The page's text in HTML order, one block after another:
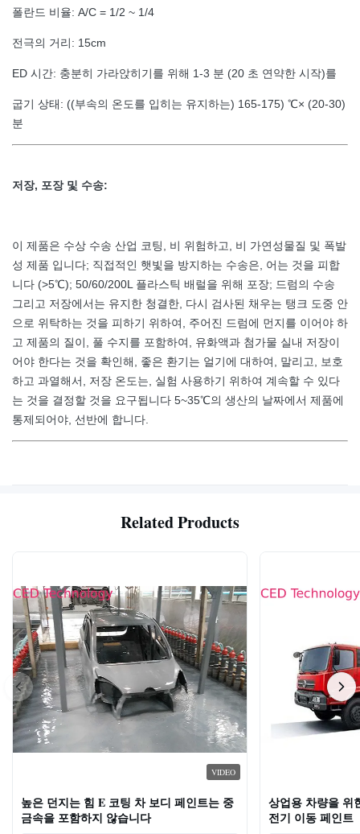
폴란드 비율: A/C = 1/2 ~ 1/4
전극의 거리: 15cm
ED 시간: 충분히 가라앉히기를 위해 1-3 분 (20 초 연약한 시작)를
굽기 상태: ((부속의 온도를 입히는 유지하는) 165-175) ℃× (20-30)
분
저장, 포장 및 수송:
이 제품은 수상 수송 산업 코팅, 비 위험하고, 비 가연성물질 및 폭발
성 제품 입니다; 직접적인 햇빛을 방지하는 수송은, 어는 것을 피합
니다 (>5℃); 50/60/200L 플라스틱 배럴을 위해 포장; 드럼의 수송
그리고 저장에서는 유지한 청결한, 다시 검사된 채우는 탱크 도중 안
으로 위탁하는 것을 피하기 위하여, 주어진 드럼에 먼지를 이어야 하
고 제품의 질이, 풀 수지를 포함하여, 유화액과 첨가물 실내 저장이
어야 한다는 것을 확인해, 좋은 환기는 얼기에 대하여, 말리고, 보호
하고 과열해서, 저장 온도는, 실험 사용하기 위하여 계속할 수 있다
는 것을 결정할 것을 요구됩니다 5~35℃의 생산의 날짜에서 제품에
통제되어야, 선반에 합니다.
Related Products
VIDEO
높은 던지는 힘 E 코팅 차 보디 페인트는 중
금속을 포함하지 않습니다
상업용 차량을 위
전기 이동 페인트